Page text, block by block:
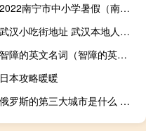
2022南宁市中小学暑假（南宁暑假工）
武汉小吃街地址 武汉本地人去的小吃街
智障的英文名词（智障的英文）
日本攻略暖暖
俄罗斯的第三大城市是什么 俄罗斯宣布第三次世界大战